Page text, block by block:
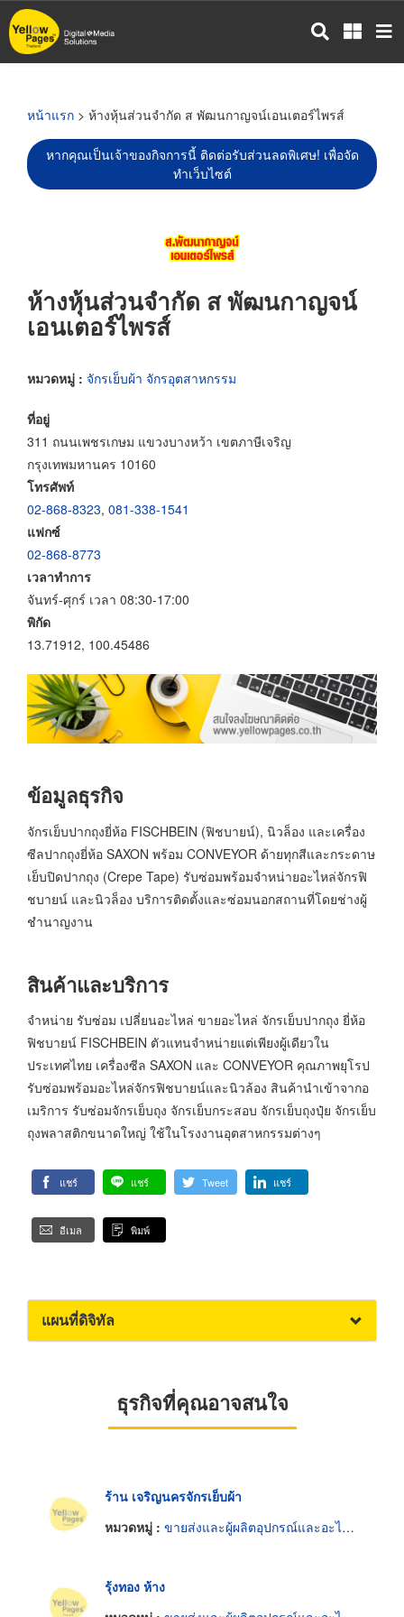
ข้าม
ไป
หน้าแรก > ห้างหุ้นส่วนจำกัด ส พัฒนกาญจน์เอนเตอร์ไพรส์
หากคุณเป็นเจ้าของกิจการนี้ ติดต่อรับส่วนลดพิเศษ! เพื่อจัด
ทำเว็บไซต์
ห้างหุ้นส่วนจำกัด ส พัฒนกาญจน์
เอนเตอร์ไพรส์
หมวดหมู่ : จักรเย็บผ้า จักรอุตสาหกรรม
ที่อยู่
311 ถนนเพชรเกษม แขวงบางหว้า เขตภาษีเจริญ
กรุงเทพมหานคร 10160
โทรศัพท์
02-868-8323, 081-338-1541
แฟกซ์
02-868-8773
เวลาทำการ
จันทร์-ศุกร์ เวลา 08:30-17:00
พิกัด
13.71912, 100.45486
ข้อมูลธุรกิจ
จักรเย็บปากถุงยี่ห้อ FISCHBEIN (ฟิชบายน์), นิวล็อง และเครื่อง
ซีลปากถุงยี่ห้อ SAXON พร้อม CONVEYOR ด้ายทุกสีและกระดาษ
เย็บปิดปากถุง (Crepe Tape) รับซ่อมพร้อมจำหน่ายอะไหล่จักรฟิ
ชบายน์ และนิวล็อง บริการติดตั้งและซ่อมนอกสถานที่โดยช่างผู้
ชำนาญงาน
สินค้าและบริการ
จำหน่าย รับซ่อม เปลี่ยนอะไหล่ ขายอะไหล่ จักรเย็บปากถุง ยี่ห้อ
ฟิชบายน์ FISCHBEIN ตัวแทนจำหน่ายแต่เพียงผู้เดียวใน
ประเทศไทย เครื่องซีล SAXON และ CONVEYOR คุณภาพยุโรป
รับซ่อมพร้อมอะไหล่จักรฟิชบายน์และนิวล้อง สินค้านำเข้าจากอ
เมริการ รับซ่อมจักรเย็บถุง จักรเย็บกระสอบ จักรเย็บถุงปุ๋ย จักรเย็บ
ถุงพลาสติกขนาดใหญ่ ใช้ในโรงงานอุตสาหกรรมต่างๆ
แชร์ แชร์ Tweet แชร์
อีเมล พิมพ์
แผนที่ดิจิทัล
ธุรกิจที่คุณอาจสนใจ
ร้าน เจริญนครจักรเย็บผ้า
หมวดหมู่ : ขายส่งและผู้ผลิตอุปกรณ์และอะไหล่จักรเย็บผ้า
รุ้งทอง ห้าง